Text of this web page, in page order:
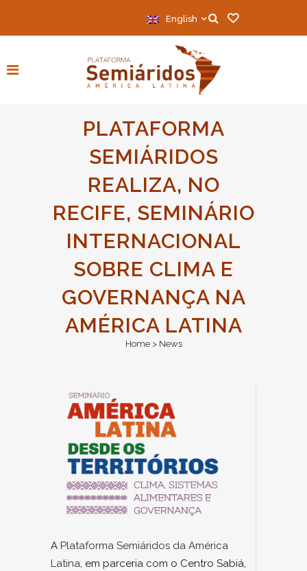
English
PLATAFORMA
SEMIÁRIDOS
REALIZA, NO
RECIFE, SEMINÁRIO
INTERNACIONAL
SOBRE CLIMA E
GOVERNANÇA NA
AMÉRICA LATINA
Home> News
A Plataforma Semiáridos da América
Latina, em parceria com o Centro Sabiá,